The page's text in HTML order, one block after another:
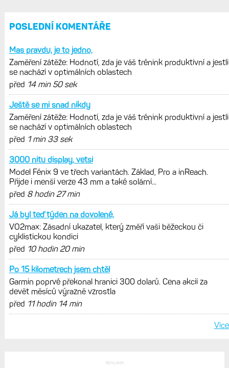
POSLEDNÍ KOMENTÁŘE
Mas pravdu, je to jedno,
Zaměření zátěže: Hodnotí, zda je váš trénink produktivní a jestli
se nachází v optimálních oblastech
před 14 min 50 sek
Ještě se mi snad nikdy
Zaměření zátěže: Hodnotí, zda je váš trénink produktivní a jestli
se nachází v optimálních oblastech
před 1 min 33 sek
3000 nitu display, vetsi
Model Fénix 9 ve třech variantách. Základ, Pro a inReach.
Přijde i menší verze 43 mm a také solární...
před 8 hodin 27 min
Já byl teď týden na dovolené,
VO2max: Zásadní ukazatel, který změří vaši běžeckou či
cyklistickou kondici
před 10 hodin 20 min
Po 15 kilometrech jsem chtěl
Garmin poprvé překonal hranici 300 dolarů. Cena akcií za
devět měsíců výrazně vzrostla
před 11 hodin 14 min
Více
REKLAMA